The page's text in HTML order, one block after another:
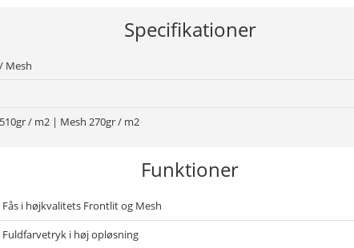
Specifikationer
Mesh
/ m2 | Mesh 270gr / m2
Funktioner
Fås i højkvalitets Frontlit og Mesh
Fuldfarvetryk i høj opløsning